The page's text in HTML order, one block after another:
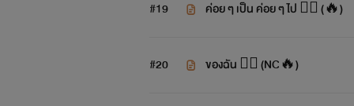
#19 ค่อย ๆ เป็น ค่อย ๆ ไป ❤️‍🔥 (🔥)
#20 ของฉัน ❤️‍🔥 (NC🔥)